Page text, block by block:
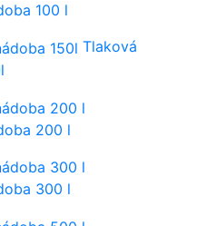
100 l
Tlaková
200 l
300 l